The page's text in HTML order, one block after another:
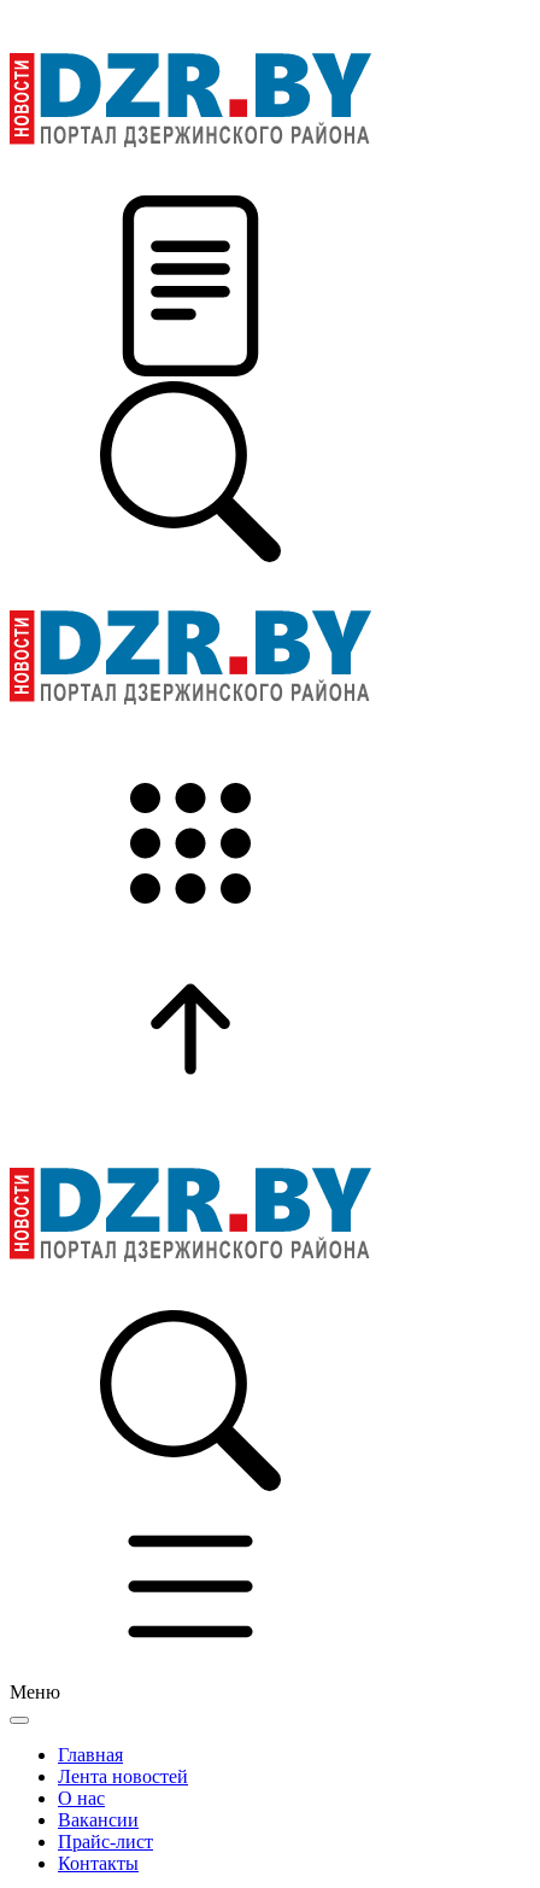
Меню
Главная
Лента новостей
О нас
Вакансии
Прайс-лист
Контакты